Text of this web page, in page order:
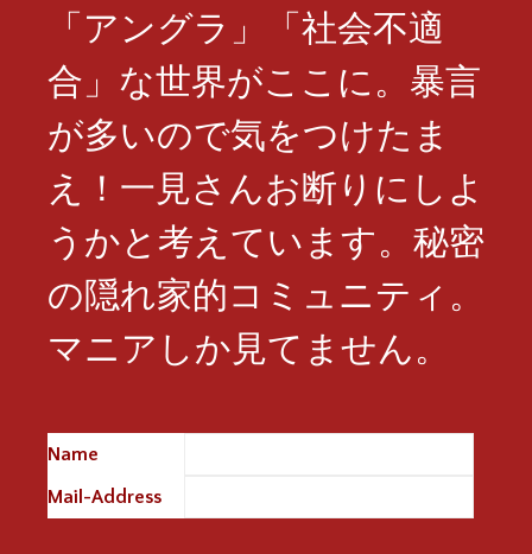
「アングラ」「社会不適
合」な世界がここに。暴言
が多いので気をつけたま
え！一見さんお断りにしよ
うかと考えています。秘密
の隠れ家的コミュニティ。
マニアしか見てません。
Name
Mail-Address